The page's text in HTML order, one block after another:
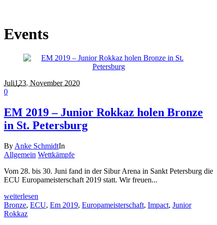
Events
Juli1 23. November 2020
0
EM 2019 – Junior Rokkaz holen Bronze
in St. Petersburg
By Anke SchmidtIn
Allgemein Wettkämpfe
Vom 28. bis 30. Juni fand in der Sibur Arena in Sankt Petersburg die
ECU Europameisterschaft 2019 statt. Wir freuen...
weiterlesen
Bronze, ECU, Em 2019, Europameisterschaft, Impact, Junior
Rokkaz